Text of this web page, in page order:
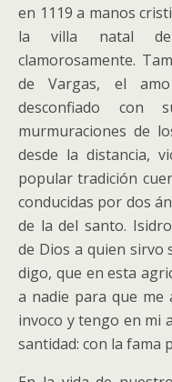
en 1119 a manos
la villa natal de
clamorosamente.
de Vargas, el
desconfiado
murmuraciones de
desde la distancia,
popular tradición
conducidas por dos
de la del santo.
de Dios a quien sirvo
digo, que en esta
a nadie para que me
invoco y tengo en mi
santidad: con la fama